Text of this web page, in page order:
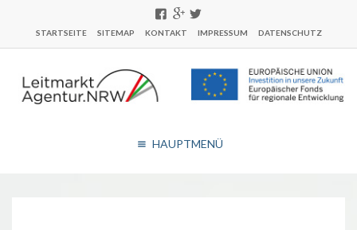
STARTSEITE SITEMAP KONTAKT IMPRESSUM DATENSCHUTZ
HAUPTMENÜ